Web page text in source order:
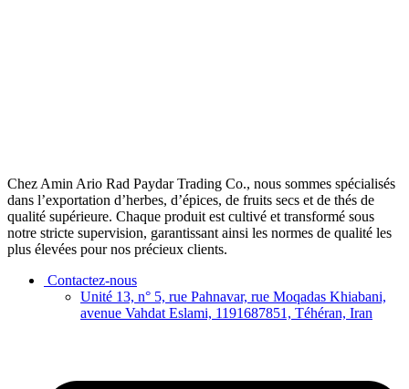
Chez Amin Ario Rad Paydar Trading Co., nous sommes spécialisés
dans l’exportation d’herbes, d’épices, de fruits secs et de thés de
qualité supérieure. Chaque produit est cultivé et transformé sous
notre stricte supervision, garantissant ainsi les normes de qualité les
plus élevées pour nos précieux clients.
Contactez-nous
Unité 13, n° 5, rue Pahnavar, rue Moqadas Khiabani,
avenue Vahdat Eslami, 1191687851, Téhéran, Iran